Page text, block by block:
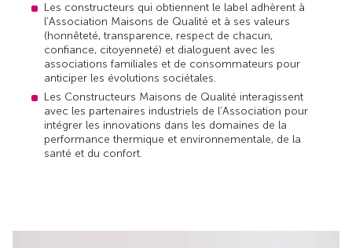
Les constructeurs qui obtiennent le label adhèrent à
l’Association Maisons de Qualité et à ses valeurs
(honnêteté, transparence, respect de chacun,
confiance, citoyenneté) et dialoguent avec les
associations familiales et de consommateurs pour
anticiper les évolutions sociétales.
Les Constructeurs Maisons de Qualité interagissent
avec les partenaires industriels de l’Association pour
intégrer les innovations dans les domaines de la
performance thermique et environnementale, de la
santé et du confort.